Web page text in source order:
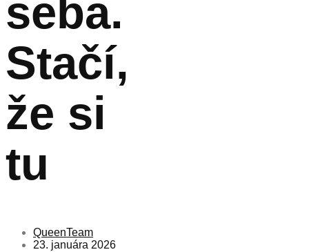
seba.
Stačí,
že si
tu
QueenTeam
23. januára 2026